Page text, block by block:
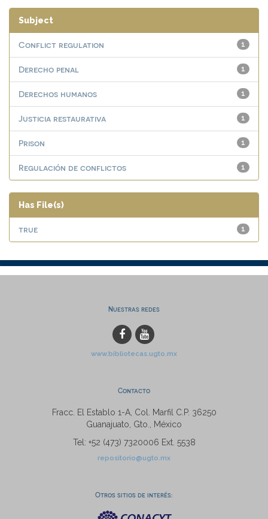
Subject
1
Conflict regulation
1
Derecho penal
1
Derechos humanos
1
Justicia restaurativa
1
Prison
1
Regulación de conflictos
Has File(s)
1
true
Nuestras redes
www.bibliotecas.ugto.mx
Contacto
Fracc. El Establo 1-A, Col. Marfil C.P. 36250
Guanajuato, Gto., México
Tel: +52 (473) 7320006 Ext. 5538
repositorio@ugto.mx
Otros sitios de interés: